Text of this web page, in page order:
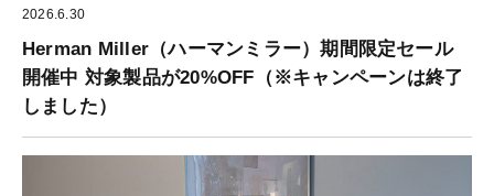
2026.6.30
Herman Miller（ハーマンミラー）期間限定セール
開催中 対象製品が20%OFF（※キャンペーンは終了
しました）